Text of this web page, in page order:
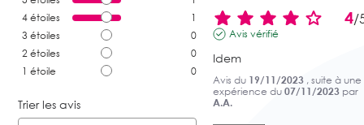
4 étoiles
1
3 étoiles
0
2 étoiles
0
1 étoile 0
Trier les avis
4/
Avis vérifié
Idem
Avis du 19/11/2023 , suite à une
expérience du 07/11/2023 par
A.A.